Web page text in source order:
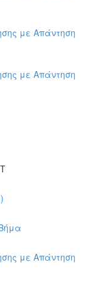
με Απάντηση
με Απάντηση
με Απάντηση